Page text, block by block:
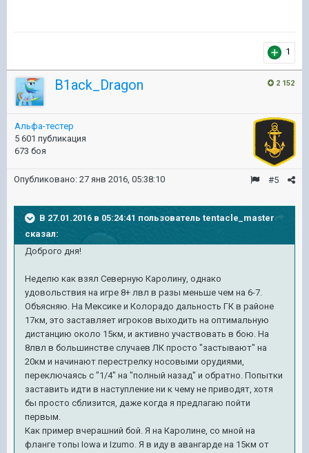
1
2 152
B1ack_Dragon
Альфа-тестер
5 601 публикация
673 боя
#5
Опубликовано: 27 янв 2016, 05:38:10
В 27.01.2016 в 05:24:41 пользователь tentacle_master
сказал:
Доброго дня!
Неделю как взял Северную Каролину, однако
удовольствия на игре 8+ лвл в разы меньше чем на 6-7.
Объясняю. На Мексике и Колорадо дальность ГК в районе
17км, это заставляет игроков выходить на оптимальную
дистанцию около 15км, и активно участвовать в бою. На
8лвл в большинстве случаев ЛК просто "застывают" на
20км и начинают перестрелку носовыми орудиями,
переключаясь с "1/4" на "полный назад" и обратно. Попытки
заставить идти в наступление ни к чему не приводят, хотя
бы просто сблизится, даже когда я предлагаю пойти
первым.
Как пример вчерашний бой. Я на Каролине, со мной на
фланге топы Iowa и Izumo. Я в иду в авангарде на 15км от